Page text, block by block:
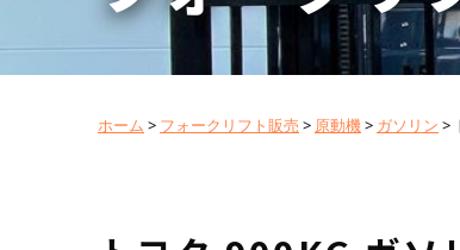
ホーム > フォークリフト販売 > 原動機> ガソリン >